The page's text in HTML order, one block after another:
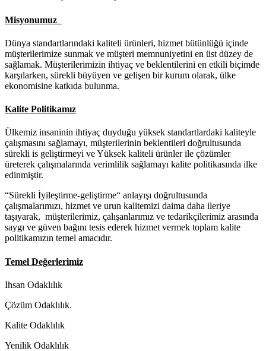
Misyonumuz
Dünya standartlarındaki kaliteli ürünleri, hizmet bütünlüğü içinde
müşterilerimize sunmak ve müşteri memnuniyetini en üst düzey de
sağlamak. Müşterilerimizin ihtiyaç ve beklentilerini en etkili biçimde
karşılarken, sürekli büyüyen ve gelişen bir kurum olarak, ülke
ekonomisine katkıda bulunma.
Kalite Politikamız
Ülkemiz insaninin ihtiyaç duyduğu yüksek standartlardaki kaliteyle
çalışmasını sağlamayı, müşterilerinin beklentileri doğrultusunda
sürekli is geliştirmeyi ve Yüksek kaliteli ürünler ile çözümler
üreterek çalışmalarında verimlilik sağlamayı kalite politikasında ilke
edinmiştir.
“Sürekli İyileştirme-geliştirme“ anlayışı doğrultusunda
çalışmalarımızı, hizmet ve urun kalitemizi daima daha ileriye
taşıyarak, müşterilerimiz, çalışanlarımız ve tedarikçilerimiz arasında
saygı ve güven bağını tesis ederek hizmet vermek toplam kalite
politikamızın temel amacıdır.
Temel Değerlerimiz
Ihsan Odaklılık
Çözüm Odaklılık.
Kalite Odaklılık
Yenilik Odaklılık